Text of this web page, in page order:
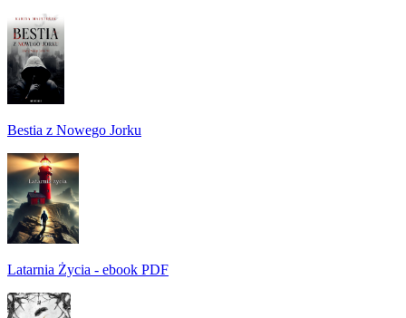
Bestia z Nowego Jorku
Latarnia Życia - ebook PDF